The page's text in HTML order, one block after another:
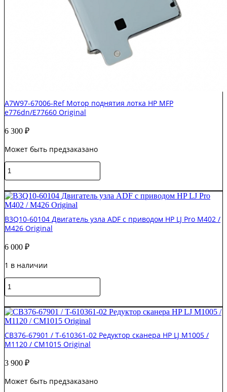
A7W97-67006-Ref Мотор поднятия лотка HP MFP
e776dn/E77660 Original
6 300 ₽
Может быть предзаказано
Количество
товара
67006-
Ref
Мотор
поднятия
лотка
MFP
Original
B3Q10-60104 Двигатель узла ADF с приводом HP LJ Pro M402 /
M426 Original
6 000 ₽
1 в наличии
Количество
товара
60104
Двигатель
узла
ADF
с
HP
Pro
CB376-67901 / T-610361-02 Редуктор сканера HP LJ M1005 /
M1120 / CM1015 Original
3 900 ₽
Может быть предзаказано